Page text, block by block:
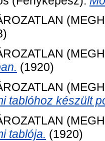
(1920)
tablóhoz készült
tablója. (1920)